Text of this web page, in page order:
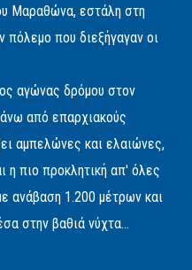
Μαραθώνα, εστάλη στη
πόλεμο που διεξήγαγαν οι
αγώνας δρόμου στον
από επαρχιακούς
αμπελώνες και ελαιώνες,
η πιο προκλητική απ' όλες
ανάβαση 1.200 μέτρων και
στην βαθιά νύχτα...